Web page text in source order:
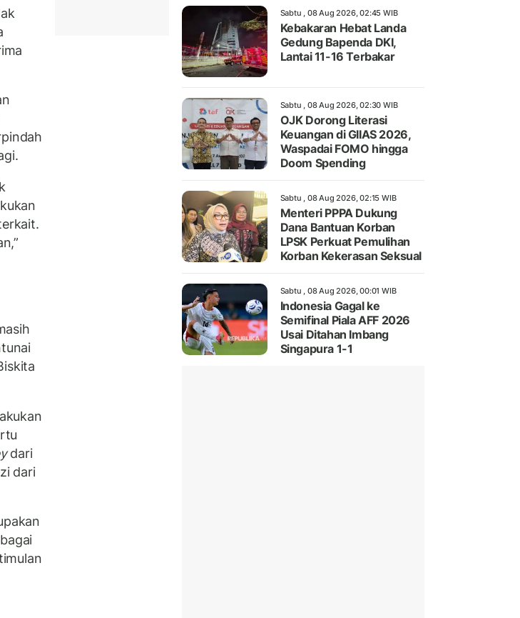
dari
dari
Sabtu , 08 Aug 2026, 02:45 WIB
Kebakaran Hebat Landa
Gedung Bapenda DKI,
Lantai 11-16 Terbakar
Sabtu , 08 Aug 2026, 02:30 WIB
OJK Dorong Literasi
Keuangan di GIIAS 2026,
Waspadai FOMO hingga
Doom Spending
Sabtu , 08 Aug 2026, 02:15 WIB
Menteri PPPA Dukung
Dana Bantuan Korban
LPSK Perkuat Pemulihan
Korban Kekerasan Seksual
Sabtu , 08 Aug 2026, 00:01 WIB
Indonesia Gagal ke
Semifinal Piala AFF 2026
Usai Ditahan Imbang
Singapura 1-1